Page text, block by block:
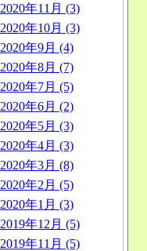
2020年11月 (3)
2020年10月 (3)
2020年9月 (4)
2020年8月 (7)
2020年7月 (5)
2020年6月 (2)
2020年5月 (3)
2020年4月 (3)
2020年3月 (8)
2020年2月 (5)
2020年1月 (3)
2019年12月 (5)
2019年11月 (5)